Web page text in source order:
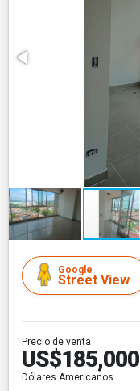
Google
Street View
Precio de venta
US$185,000
Dólares Americanos